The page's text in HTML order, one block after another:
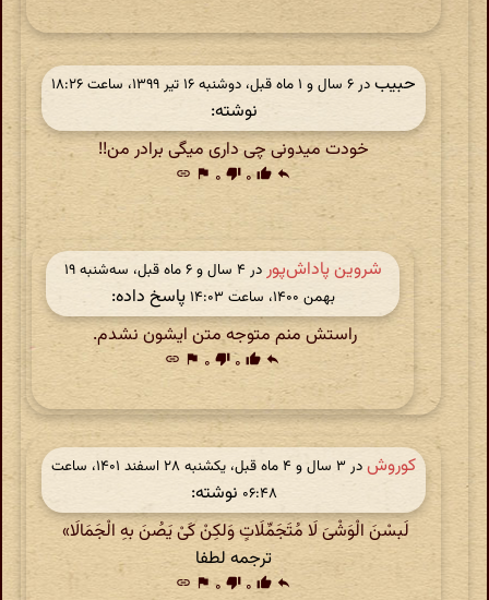
حبیبدر ‫۶ سال و ۱ ماه قبل، دوشنبه ۱۶ تیر ۱۳۹۹، ساعت ۱۸:۲۶
نوشته:
خودت میدونی چی داری میگی برادر من!!
reply
thumb_up ۰ thumb_down ۰ flag
link
شروین پاداش‌پور
در ‫۴ سال و ۶ ماه قبل، سه‌شنبه ۱۹
بهمن ۱۴۰۰، ساعت ۱۴:۰۳
پاسخ داده:
راستش منم متوجه متن ایشون نشدم.
reply
thumb_up ۰ thumb_down ۰ flag
link
کوروش
در ‫۳ سال و ۴ ماه قبل، یکشنبه ۲۸ اسفند ۱۴۰۱، ساعت
۰۶:۴۸ نوشته:
لَبسْنَ الْوَشْیَ لَا مُتَجَمِّلَاتٍ وَلکِنْ کَیْ یَصُنَ بهِ الْجَمَالَا»
ترجمه لطفا
reply
thumb_up ۰ thumb_down ۰ flag
link